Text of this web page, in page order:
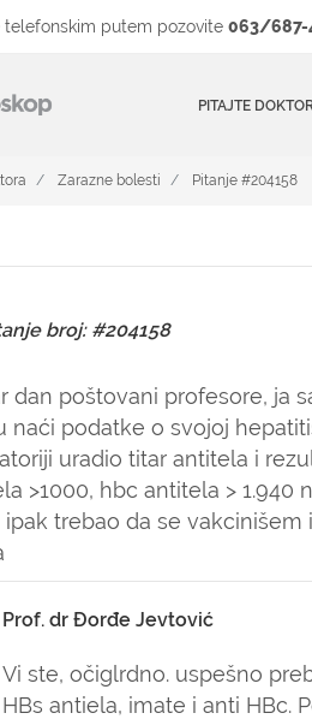
telefonskim putem pozovite 063/687-
PITAJTE
Zarazne bolesti Pitanje #204158
broj: #204158
dan poštovani profesore, ja
naći podatke o svojoj
uradio titar antitela i
>1000, hbc antitela > 1.940
ipak trebao da se
Prof. dr Đorđe Jevtović
Vi ste, očiglrdno. uspešno
HBs antiela, imate i anti HBc.